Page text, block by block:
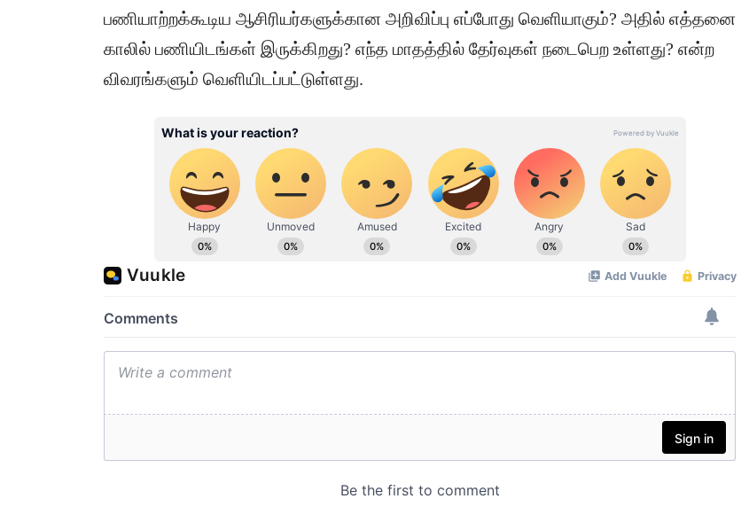
பணியாற்றக்கூடிய ஆசிரியர்களுக்கான அறிவிப்பு எப்போது வெளியாகும்? அதில் எத்தனை
காலில் பணியிடங்கள் இருக்கிறது? எந்த மாதத்தில் தேர்வுகள் நடைபெற உள்ளது? என்ற
விவரங்களும் வெளியிடப்பட்டுள்ளது.